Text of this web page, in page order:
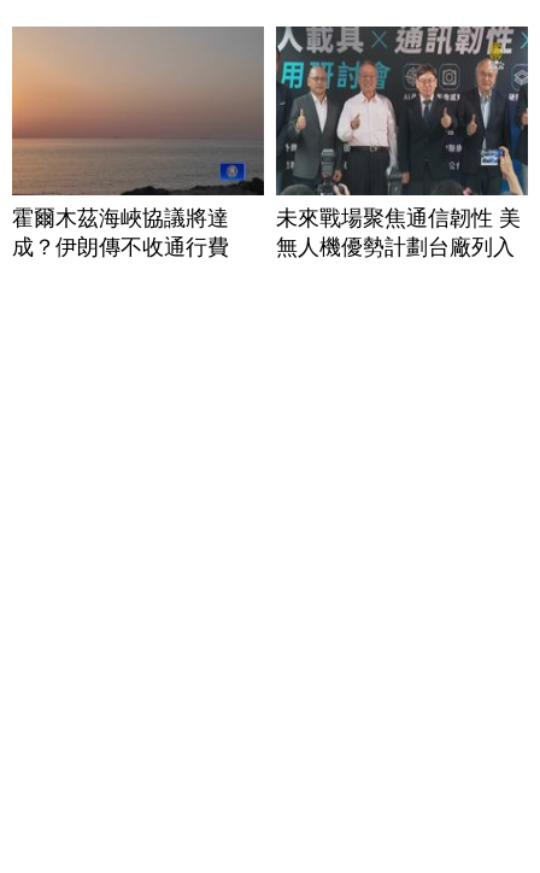
霍爾木茲海峽協議將達
成？伊朗傳不收通行費
未來戰場聚焦通信韌性 美
無人機優勢計劃台廠列入